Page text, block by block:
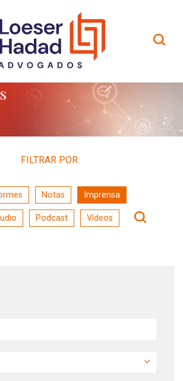
NETWORK
Contato
FILTRAR POR:
Notas Imprensa
Podcast Vídeos